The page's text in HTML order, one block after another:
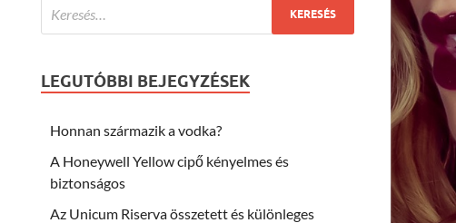
LEGUTÓBBI BEJEGYZÉSEK
Honnan származik a vodka?
A Honeywell Yellow cipő kényelmes és
biztonságos
Az Unicum Riserva összetett és különleges